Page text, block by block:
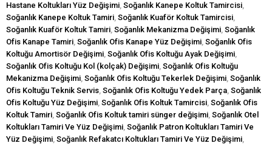
Hastane Koltukları Yüz Değişimi, Soğanlık Kanepe Koltuk Tamircisi,
Soğanlık Kanepe Koltuk Tamiri, Soğanlık Kuaför Koltuk Tamircisi,
Soğanlık Kuaför Koltuk Tamiri, Soğanlık Mekanizma Değişimi, Soğanlık
Ofis Kanape Tamiri, Soğanlık Ofis Kanape Yüz Değişimi, Soğanlık Ofis
Koltuğu Amortisör Değişimi, Soğanlık Ofis Koltuğu Ayak Değişimi,
Soğanlık Ofis Koltuğu Kol (kolçak) Değişimi, Soğanlık Ofis Koltuğu
Mekanizma Değişimi, Soğanlık Ofis Koltuğu Tekerlek Değişimi, Soğanlık
Ofis Koltuğu Teknik Servis, Soğanlık Ofis Koltuğu Yedek Parça, Soğanlık
Ofis Koltuğu Yüz Değişimi, Soğanlık Ofis Koltuk Tamircisi, Soğanlık Ofis
Koltuk Tamiri, Soğanlık Ofis Koltuk tamiri sünger değişimi, Soğanlık Otel
Koltukları Tamiri Ve Yüz Değişimi, Soğanlık Patron Koltukları Tamiri Ve
Yüz Değişimi, Soğanlık Refakatcı Koltukları Tamiri Ve Yüz Değişimi,